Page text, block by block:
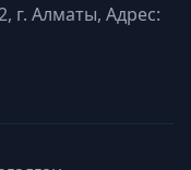
г. Алматы, Адрес: